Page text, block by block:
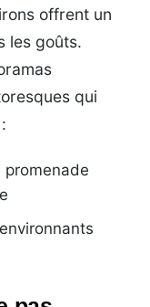
offrent un
les goûts.
qui
promenade